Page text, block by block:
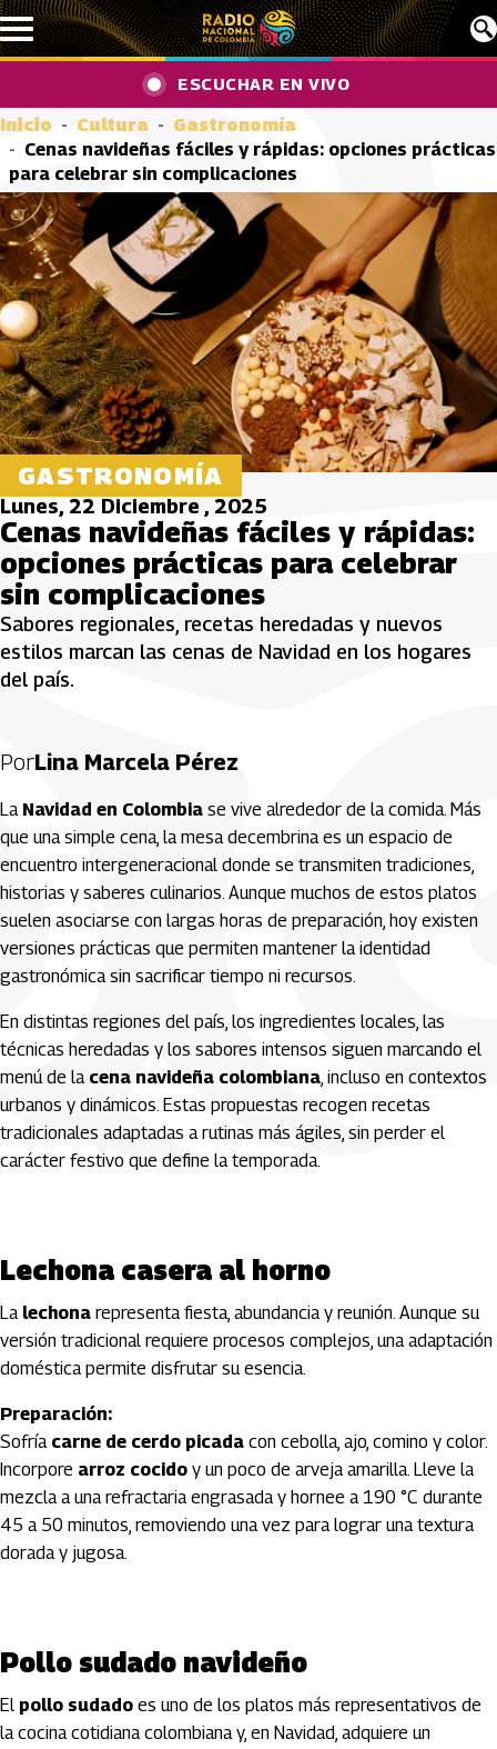
Pasar al contenido principal
ESCUCHAR EN VIVO
Inicio Cultura
Gastronomía
Cenas navideñas fáciles y rápidas: opciones prácticas
para celebrar sin complicaciones
GASTRONOMÍA
Lunes, 22 Diciembre , 2025
Cenas navideñas fáciles y rápidas:
opciones prácticas para celebrar
sin complicaciones
Sabores regionales, recetas heredadas y nuevos
estilos marcan las cenas de Navidad en los hogares
del país.
PorLina Marcela Pérez
La Navidad en Colombia se vive alrededor de la comida. Más
que una simple cena, la mesa decembrina es un espacio de
encuentro intergeneracional donde se transmiten tradiciones,
historias y saberes culinarios. Aunque muchos de estos platos
suelen asociarse con largas horas de preparación, hoy existen
versiones prácticas que permiten mantener la identidad
gastronómica sin sacrificar tiempo ni recursos.
En distintas regiones del país, los ingredientes locales, las
técnicas heredadas y los sabores intensos siguen marcando el
menú de la cena navideña colombiana, incluso en contextos
urbanos y dinámicos. Estas propuestas recogen recetas
tradicionales adaptadas a rutinas más ágiles, sin perder el
carácter festivo que define la temporada.
Lechona casera al horno
La lechona representa fiesta, abundancia y reunión. Aunque su
versión tradicional requiere procesos complejos, una adaptación
doméstica permite disfrutar su esencia.
Preparación:
Sofría carne de cerdo picada con cebolla, ajo, comino y color.
Incorpore arroz cocido y un poco de arveja amarilla. Lleve la
mezcla a una refractaria engrasada y hornee a 190 °C durante
45 a 50 minutos, removiendo una vez para lograr una textura
dorada y jugosa.
Pollo sudado navideño
El pollo sudado es uno de los platos más representativos de
la cocina cotidiana colombiana y, en Navidad, adquiere un